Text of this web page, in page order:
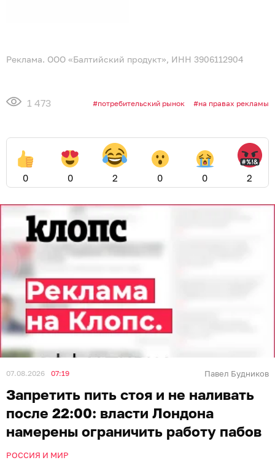
Реклама. ООО «Балтийский продукт», ИНН 3906112904
1 473 потребительский рынок на правах рекламы
0 0 2 0 0 2
07.08.2026 07:19 Павел Будников
Запретить пить стоя и не наливать
после 22:00: власти Лондона
намерены ограничить работу пабов
РОССИЯ И МИР